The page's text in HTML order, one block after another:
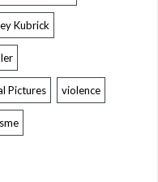
Kubrick
Pictures violence